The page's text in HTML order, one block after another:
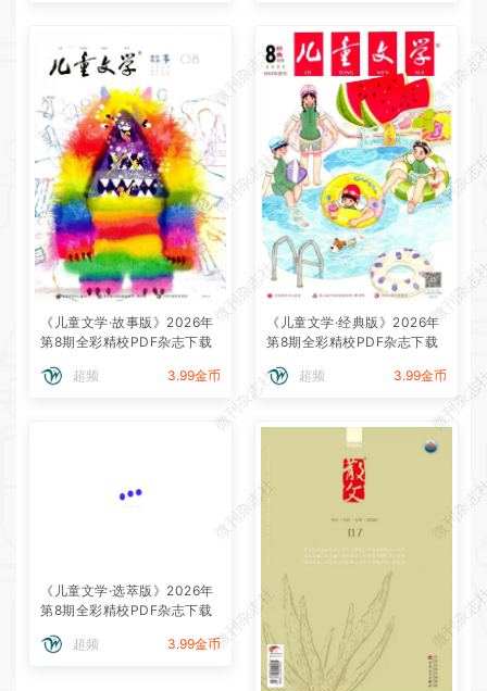
《儿童文学·故事版》2026年
第8期全彩精校PDF杂志下载
超频 3.99金币
《儿童文学·经典版》2026年
第8期全彩精校PDF杂志下载
超频 3.99金币
《儿童文学·选萃版》2026年
第8期全彩精校PDF杂志下载
超频 3.99金币
微刊杂志社
微刊杂
微刊杂志社
微刊杂
微刊杂志社
微刊杂
微刊杂志社
微刊杂
微刊杂志社
微刊
微刊杂志社
微刊